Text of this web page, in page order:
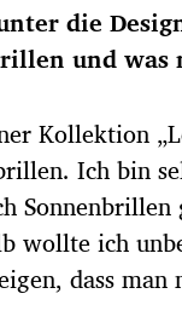
die
und
Kollektion
Ich bin
Sonnenbrillen
wollte ich
dass